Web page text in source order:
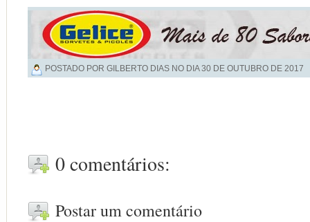
POSTADO POR GILBERTO DIAS NO DIA30 DE OUTUBRO DE 2017
0 comentários:
Postar um comentário